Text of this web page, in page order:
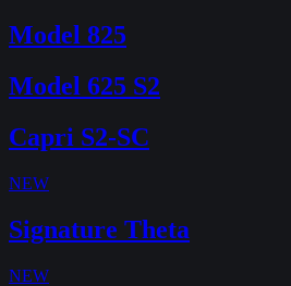
Model 825
Model 625 S2
Capri S2-SC
NEW
Signature Theta
NEW